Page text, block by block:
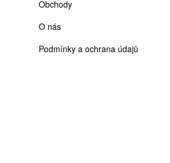
Obchody
O nás
Podmínky a ochrana údajů